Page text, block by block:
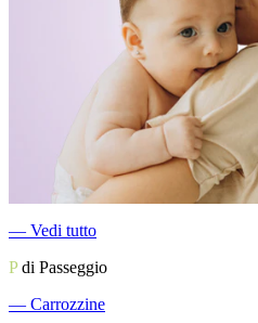
― Vedi tutto
Pdi Passeggio
― Carrozzine